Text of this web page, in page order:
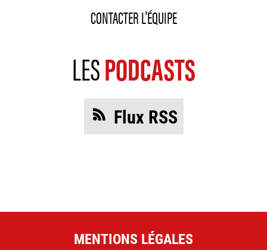
CONTACTER L'ÉQUIPE
LESPODCASTS
Flux RSS
MENTIONS LÉGALES